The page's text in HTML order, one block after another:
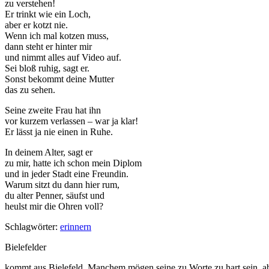
zu verstehen!
Er trinkt wie ein Loch,
aber er kotzt nie.
Wenn ich mal kotzen muss,
dann steht er hinter mir
und nimmt alles auf Video auf.
Sei bloß ruhig, sagt er.
Sonst bekommt deine Mutter
das zu sehen.
Seine zweite Frau hat ihn
vor kurzem verlassen – war ja klar!
Er lässt ja nie einen in Ruhe.
In deinem Alter, sagt er
zu mir, hatte ich schon mein Diplom
und in jeder Stadt eine Freundin.
Warum sitzt du dann hier rum,
du alter Penner, säufst und
heulst mir die Ohren voll?
Schlagwörter: erinnern
Bielefelder